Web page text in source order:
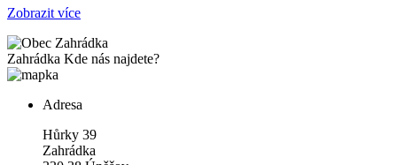
Zobrazit více
Zahrádka Kde nás najdete?
Adresa
Hůrky 39
Zahrádka